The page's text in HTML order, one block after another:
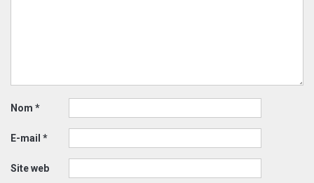
Nom *
E-mail *
Site web